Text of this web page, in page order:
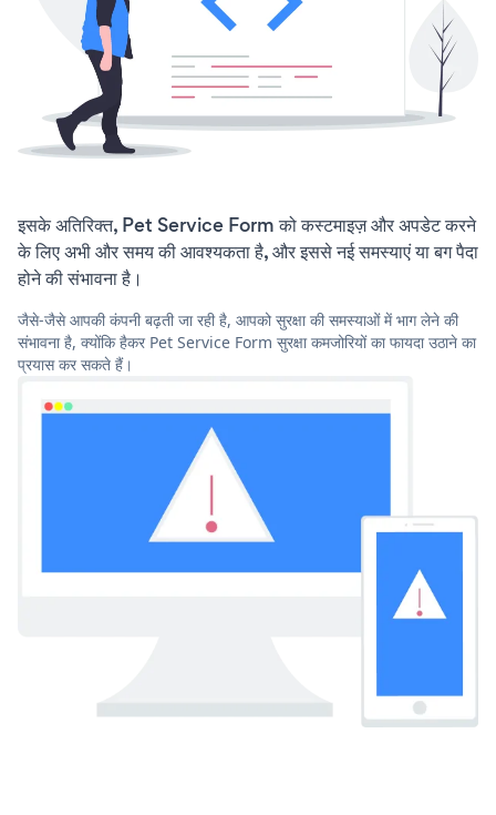
इसके अतिरिक्त, Pet Service Form को कस्टमाइज़ और अपडेट करने
के लिए अभी और समय की आवश्यकता है, और इससे नई समस्याएं या बग पैदा
होने की संभावना है।
जैसे-जैसे आपकी कंपनी बढ़ती जा रही है, आपको सुरक्षा की समस्याओं में भाग लेने की
संभावना है, क्योंकि हैकर Pet Service Form सुरक्षा कमजोरियों का फायदा उठाने का
प्रयास कर सकते हैं।